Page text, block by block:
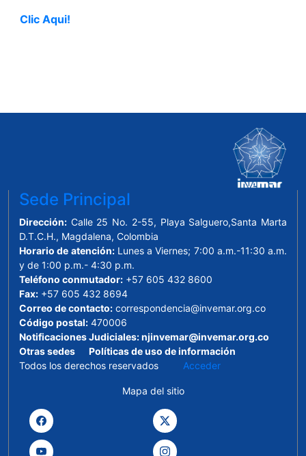
Clic Aqui!
Sede Principal
Dirección: Calle 25 No. 2-55, Playa Salguero,Santa Marta
D.T.C.H., Magdalena, Colombia
Horario de atención:Lunes a Viernes; 7:00 a.m.-11:30 a.m.
y de 1:00 p.m.- 4:30 p.m.
Teléfono conmutador: +57 605 432 8600
Fax: +57 605 432 8694
Correo de contacto: correspondencia@invemar.org.co
Código postal: 470006
Notificaciones Judiciales:njinvemar@invemar.org.co
Otras sedes
Políticas de uso de información
Todos los derechos reservados Acceder
Mapa del sitio